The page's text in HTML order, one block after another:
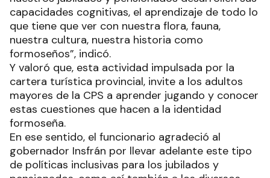
capacidades cognitivas, el aprendizaje de todo lo
que tiene que ver con nuestra flora, fauna,
nuestra cultura, nuestra historia como
formoseños”, indicó.
Y valoró que, esta actividad impulsada por la
cartera turística provincial, invite a los adultos
mayores de la CPS a aprender jugando y conocer
estas cuestiones que hacen a la identidad
formoseña.
En ese sentido, el funcionario agradeció al
gobernador Insfrán por llevar adelante este tipo
de políticas inclusivas para los jubilados y